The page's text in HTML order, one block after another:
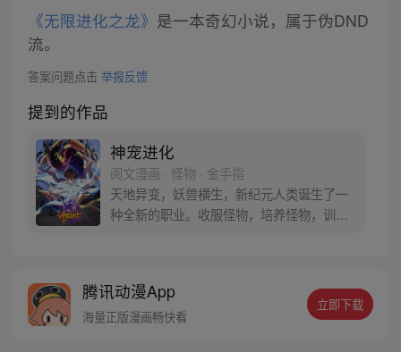
《无限进化之龙》 是一本奇幻小说，属于伪DND
流。
答案问题点击 举报反馈
提到的作品
神宠进化
阅文漫画 · 怪物 · 金手指
天地异变，妖兽横生，新纪元人类诞生了一
种全新的职业。收服怪物，培养怪物，训练
只翱翔九天的真龙。 每周三、六更新
腾讯动漫App
海量正版漫画畅快看
立即下载